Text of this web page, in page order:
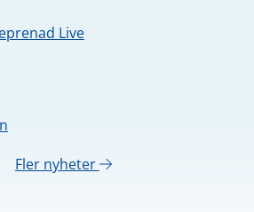
Live
Fler nyheter